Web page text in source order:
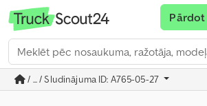
Pārdot
/ ... / Sludinājuma ID: A765-05-27